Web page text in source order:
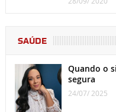
SAÚDE
Quando o
segura
24/07/ 2025